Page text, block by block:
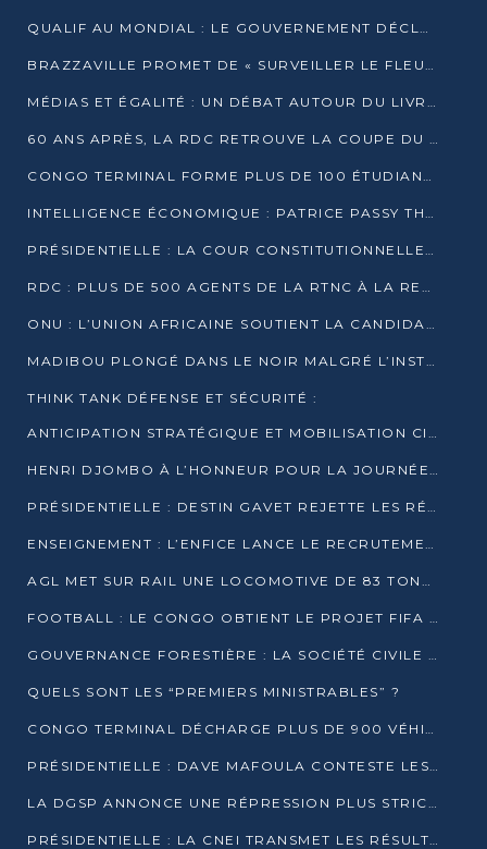
QUALIF AU MONDIAL : LE GOUVERNEMENT DÉCLARE LA JOURNÉE DU 1ER AVRIL 2026 CHÔMÉE ET PAYÉE
BRAZZAVILLE PROMET DE « SURVEILLER LE FLEUVE » APRÈS LA QUALIFICATION DE LA RDC AU MONDIAL
MÉDIAS ET ÉGALITÉ : UN DÉBAT AUTOUR DU LIVRE « CES FEMMES QUI REPRENNENT LE POUVOIR SUR LEUR VIE »
60 ANS APRÈS, LA RDC RETROUVE LA COUPE DU MONDE
CONGO TERMINAL FORME PLUS DE 100 ÉTUDIANTS AUX TECHNIQUES D’EMBAUCHE
INTELLIGENCE ÉCONOMIQUE : PATRICE PASSY THÉORISE UNE STRATÉGIE ADAPTÉE AUX CONTEXTES FRAGMENTÉS
PRÉSIDENTIELLE : LA COUR CONSTITUTIONNELLE CONFIRME LA VICTOIRE DE SASSOU NGUESSO AVEC 94,90 % DES SUFFRAGES
RDC : PLUS DE 500 AGENTS DE LA RTNC À LA RETRAITE, UNE PAGE SE TOURNE
ONU : L’UNION AFRICAINE SOUTIENT LA CANDIDATURE DE MACKY SALL
MADIBOU PLONGÉ DANS LE NOIR MALGRÉ L’INSTALLATION D’UN NOUVEAU TRANSFORMATEUR
THINK TANK DÉFENSE ET SÉCURITÉ :
ANTICIPATION STRATÉGIQUE ET MOBILISATION CITOYENNE POUR NOTRE SOUVERAINETÉ NATIONALE
HENRI DJOMBO À L’HONNEUR POUR LA JOURNÉE MONDIALE DU THÉÂTRE
PRÉSIDENTIELLE : DESTIN GAVET REJETTE LES RÉSULTATS ET APPELLE À UN DIALOGUE NATIONAL
ENSEIGNEMENT : L’ENFICE LANCE LE RECRUTEMENT DE SA PREMIÈRE PROMOTION DE PROFESSEURS DES ÉCOLES
AGL MET SUR RAIL UNE LOCOMOTIVE DE 83 TONNES À POINTE-NOIRE
FOOTBALL : LE CONGO OBTIENT LE PROJET FIFA ARENA POUR SES 15 DÉPARTEMENTS
GOUVERNANCE FORESTIÈRE : LA SOCIÉTÉ CIVILE CONGOLAISE AFFICHE SES PRIORITÉS POUR 2026
QUELS SONT LES “PREMIERS MINISTRABLES” ?
CONGO TERMINAL DÉCHARGE PLUS DE 900 VÉHICULES EN QUELQUES HEURES
PRÉSIDENTIELLE : DAVE MAFOULA CONTESTE LES RÉSULTATS PROVISOIRES
LA DGSP ANNONCE UNE RÉPRESSION PLUS STRICTE CONTRE LES MOTO-TAXIS
PRÉSIDENTIELLE : LA CNEI TRANSMET LES RÉSULTATS PROVISOIRES À LA COUR CONSTITUTIONNELLE